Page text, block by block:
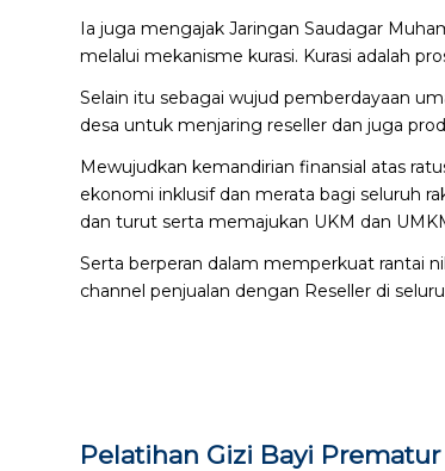
Ia juga mengajak Jaringan Saudagar
melalui mekanisme kurasi. Kurasi adalah
Selain itu sebagai wujud pemberdayaan
desa untuk menjaring reseller dan juga
Mewujudkan kemandirian finansial atas
ekonomi inklusif dan merata bagi seluruh
dan turut serta memajukan UKM dan
​Serta berperan dalam memperkuat rantai
channel penjualan dengan Reseller di
Pelatihan Gizi Bayi